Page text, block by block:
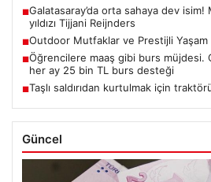
■Galatasaray’da orta sahaya dev isim!
yıldızı Tijjani Reijnders
■Outdoor Mutfaklar ve Prestijli Yaşam
■Öğrencilere maaş gibi burs müjdesi.
her ay 25 bin TL burs desteği
■Taşlı saldırıdan kurtulmak için
Güncel